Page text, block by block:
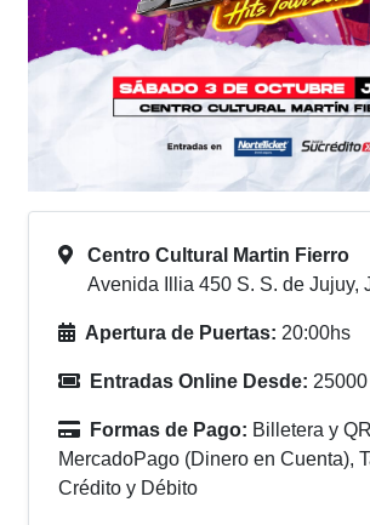
Centro Cultural Martin Fierro
Avenida Illia 450 S. S. de Jujuy,
Apertura de Puertas: 20:00hs
Entradas Online Desde: 25000
Formas de Pago: Billetera y
MercadoPago (Dinero en Cuenta),
Crédito y Débito